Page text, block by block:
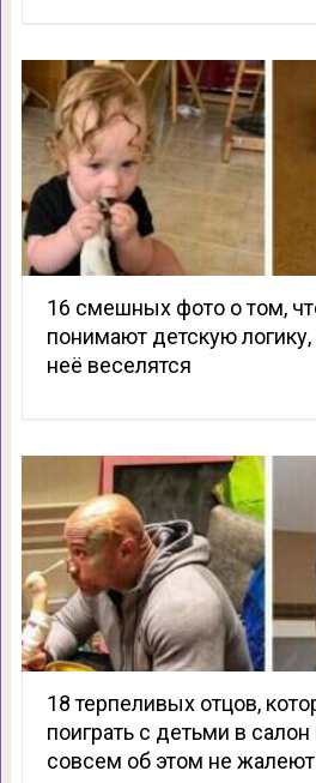
16 смешных фото о том,
понимают детскую
неё веселятся
18 терпеливых отцов,
поиграть с детьми в
совсем об этом не жалеют